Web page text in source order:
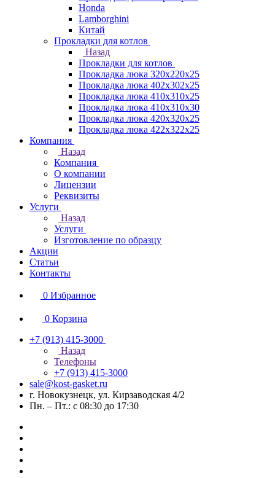
Honda
Lamborghini
Китай
Прокладки для котлов
Назад
Прокладки для котлов
Прокладка люка 320x220x25
Прокладка люка 402x302x25
Прокладка люка 410x310x25
Прокладка люка 410х310х30
Прокладка люка 420x320x25
Прокладка люка 422x322x25
Компания
Назад
Компания
О компании
Лицензии
Реквизиты
Услуги
Назад
Услуги
Изготовление по образцу
Акции
Статьи
Контакты
0 Избранное
0 Корзина
+7 (913) 415-3000
Назад
Телефоны
+7 (913) 415-3000
sale@kost-gasket.ru
г. Новокузнецк, ул. Кирзаводская 4/2
Пн. – Пт.: с 08:30 до 17:30